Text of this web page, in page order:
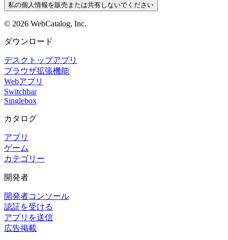
私の個人情報を販売または共有しないでください
© 2026 WebCatalog, Inc.
ダウンロード
デスクトップアプリ
ブラウザ拡張機能
Webアプリ
Switchbar
Singlebox
カタログ
アプリ
ゲーム
カテゴリー
開発者
開発者コンソール
認証を受ける
アプリを送信
広告掲載